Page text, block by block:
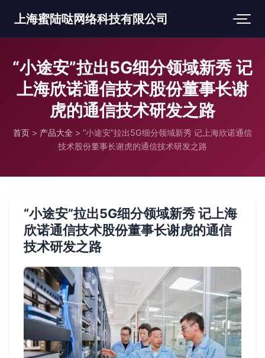
上海蜜陆哒网络科技有限公司
“小途安”拉出5G细分领域新秀 记
上海欣诺通信技术股份董事长谢
虎的通信技术研发之路
首页 > 产品大全 > “小途安”拉出5G细分领域新秀 记上海欣诺通信
技术股份董事长谢虎的通信技术研发之路
“小途安”拉出5G细分领域新秀 记上海
欣诺通信技术股份董事长谢虎的通信
技术研发之路